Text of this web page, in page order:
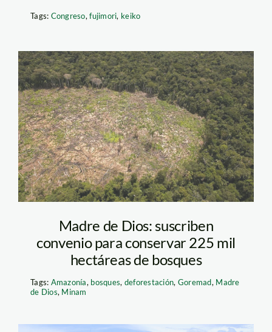
Tags: Congreso,fujimori, keiko
Madre de Dios: suscriben
convenio para conservar 225 mil
hectáreas de bosques
Tags: Amazonía, bosques, deforestación, Goremad, Madre
de Dios, Minam